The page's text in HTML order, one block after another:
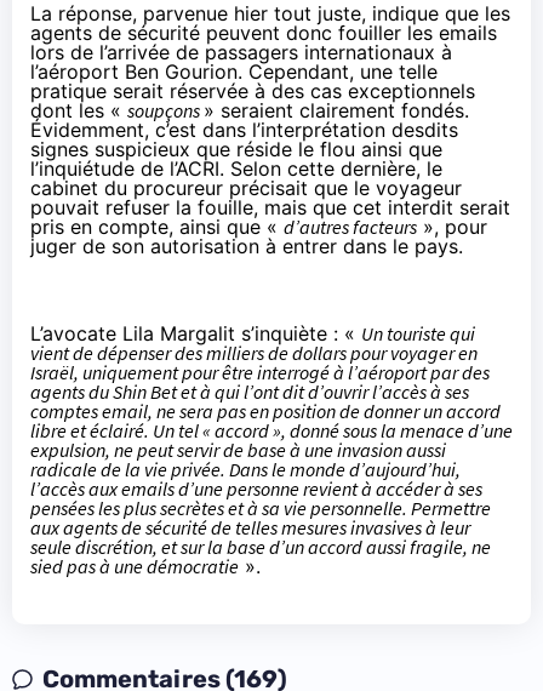
La réponse, parvenue hier tout juste, indique que les
agents de sécurité peuvent donc fouiller les emails
lors de l’arrivée de passagers internationaux à
l’aéroport Ben Gourion. Cependant, une telle
pratique serait réservée à des cas exceptionnels
dont les « soupçons » seraient clairement fondés.
Évidemment, c’est dans l’interprétation desdits
signes suspicieux que réside le flou ainsi que
l’inquiétude de l’ACRI. Selon cette dernière, le
cabinet du procureur précisait que le voyageur
pouvait refuser la fouille, mais que cet interdit serait
pris en compte, ainsi que « d’autres facteurs », pour
juger de son autorisation à entrer dans le pays.
L’avocate Lila Margalit s’inquiète : « Un touriste qui
vient de dépenser des milliers de dollars pour voyager en
Israël, uniquement pour être interrogé à l’aéroport par des
agents du Shin Bet et à qui l’ont dit d’ouvrir l’accès à ses
comptes email, ne sera pas en position de donner un accord
libre et éclairé. Un tel « accord », donné sous la menace d’une
expulsion, ne peut servir de base à une invasion aussi
radicale de la vie privée. Dans le monde d’aujourd’hui,
l’accès aux emails d’une personne revient à accéder à ses
pensées les plus secrètes et à sa vie personnelle. Permettre
aux agents de sécurité de telles mesures invasives à leur
seule discrétion, et sur la base d’un accord aussi fragile, ne
sied pas à une démocratie ».
Commentaires (169)